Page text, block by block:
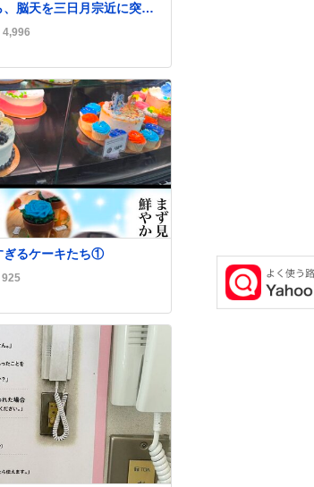
脳天を三日月宗近に突き
じゅうパイセンが
4,996
ぎるケーキたち①
925